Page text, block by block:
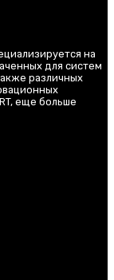
на
для систем
различных
еще больше